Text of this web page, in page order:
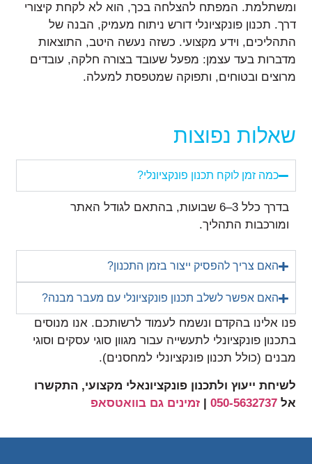
ומשתלמת. המפתח להצלחה בכך, הוא לא לקחת קיצורי
דרך. תכנון פונקציונלי דורש ניתוח מעמיק, הבנה של
התהליכים, וידע מקצועי. כשזה נעשה היטב, התוצאות
מדברות בעד עצמן: מפעל שעובד בצורה חלקה, עובדים
מרוצים ובטוחים, ותפוקה שמטפסת למעלה.
שאלות נפוצות
כמה זמן לוקח תכנון פונקציונלי?
בדרך כלל 3–6 שבועות, בהתאם לגודל האתר
ומורכבות התהליך.
האם צריך להפסיק ייצור בזמן התכנון?
האם אפשר לשלב תכנון פונקציונלי עם מעבר מבנה?
פנו אלינו בהקדם ונשמח לעמוד לרשותכם. אנו מנוסים
בתכנון פונקציונלי לתעשייה עבור מגוון סוגי עסקים וסוגי
מבנים (כולל תכנון פונקציונלי למחסנים).
לשיחת ייעוץ ולתכנון פונקציונאלי מקצועי, התקשרו
אל050-5632737
| זמינים גם בוואטסאפ